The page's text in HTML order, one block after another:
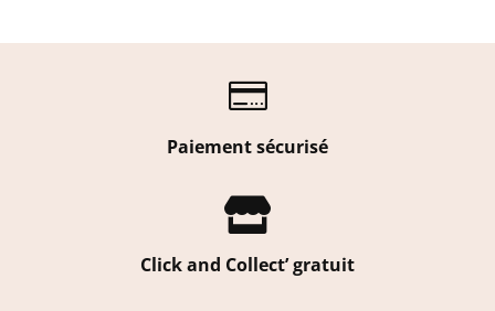

Paiement sécurisé

Click and Collect’ gratuit